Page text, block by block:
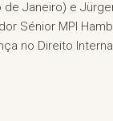
de Janeiro) e
Sénior MPI
no Direito